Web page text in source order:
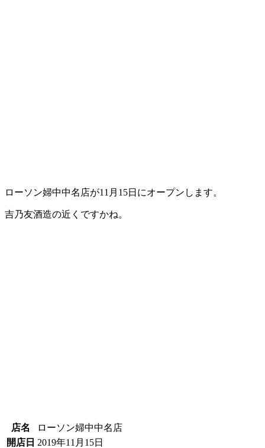
ローソン婦中中名店が11月15日にオープンします。
吉乃友酒造の近くですかね。
店名
ローソン婦中中名店
開店日 2019年11月15日